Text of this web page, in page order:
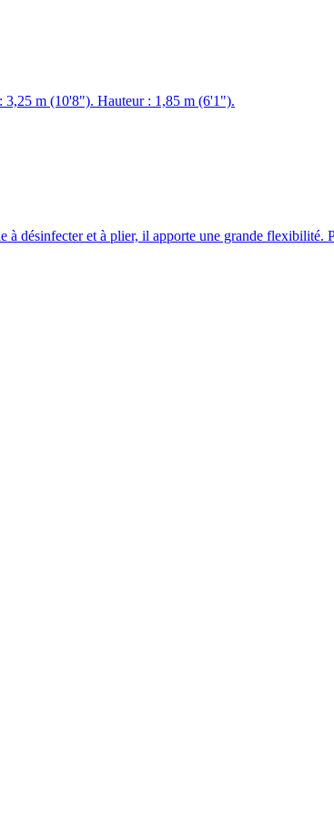
3,25 m (10'8"). Hauteur : 1,85 m (6'1").
désinfecter et à plier, il apporte une grande